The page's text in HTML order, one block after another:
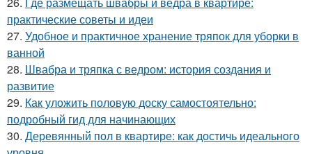
практические советы и идеи
27. Удобное и практичное хранение тряпок для уборки в
ванной
28. Швабра и тряпка с ведром: история создания и
развитие
29. Как уложить половую доску самостоятельно:
подробный гид для начинающих
30. Деревянный пол в квартире: как достичь идеального